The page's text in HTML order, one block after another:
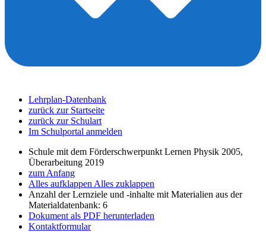
Lehrplan-Datenbank
zurück zur Startseite
zurück zur Schulart
Im Schulportal anmelden
Schule mit dem Förderschwerpunkt Lernen Physik 2005,
Überarbeitung 2019
zum Anfang
Alles aufklappen Alles zuklappen
Anzahl der Lernziele und -inhalte mit Materialien aus der
Materialdatenbank: 6
Dokument als PDF herunterladen
Kontaktformular